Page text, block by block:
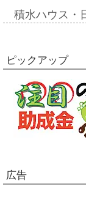
積水ハウス・
ピックアップ
広告